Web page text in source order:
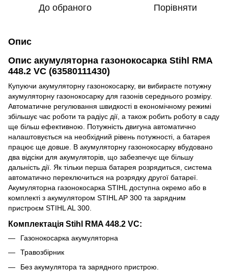
До обраного Порівняти
Опис
Опис акумуляторна газонокосарка Stihl RMA
448.2 VC (63580111430)
Купуючи акумуляторну газонокосарку, ви вибираєте потужну
акумуляторну газонокосарку для газонів середнього розміру.
Автоматичне регулювання швидкості в економічному режимі
збільшує час роботи та радіус дії, а також робить роботу в саду
ще більш ефективною. Потужність двигуна автоматично
налаштовується на необхідний рівень потужності, а батарея
працює ще довше. В акумуляторну газонокосарку вбудовано
два відсіки для акумуляторів, що забезпечує ще більшу
дальність дії. Як тільки перша батарея розрядиться, система
автоматично переключиться на розрядку другої батареї.
Акумуляторна газонокосарка STIHL доступна окремо або в
комплекті з акумулятором STIHL AP 300 та зарядним
пристроєм STIHL AL 300.
Комплектація Stihl RMA 448.2 VC:
Газонокосарка акумуляторна
Травозбірник
Без акумулятора та зарядного пристрою.